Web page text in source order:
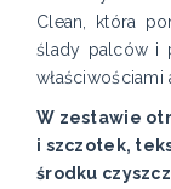
Clean, która
ślady palców i
W zestawie
i szczotek,
środku